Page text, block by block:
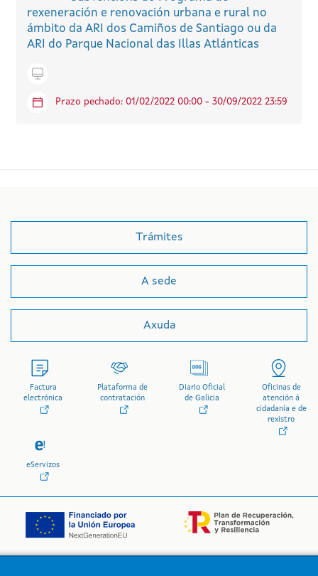
rexeneración e renovación urbana e rural no
ámbito da ARI dos Camiños de Santiago ou da
ARI do Parque Nacional das Illas Atlánticas
Tramitar en liña
Prazo pechado: 01/02/2022 00:00 - 30/09/2022 23:59
Trámites
A sede
Axuda
Factura
electrónica
Plataforma de
contratación
Diario Oficial
de Galicia
Oficinas de
atención á
cidadanía e de
rexistro
eServizos